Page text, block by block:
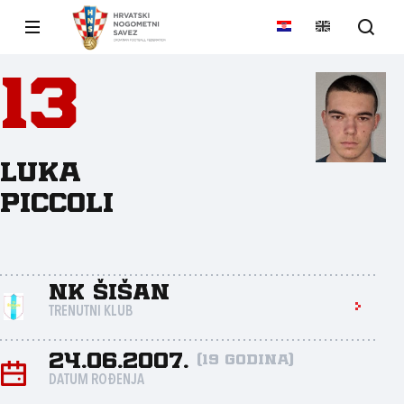
13
Luka
Piccoli
NK Šišan
TRENUTNI KLUB
24.06.2007. (19 godina)
DATUM ROĐENJA